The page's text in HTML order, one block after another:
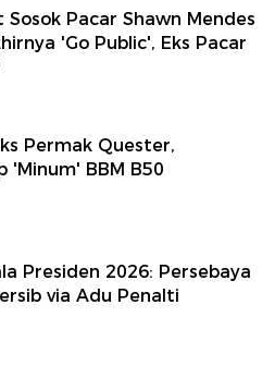
Pacar Shawn Mendes
'Go Public', Eks Pacar
Permak Quester,
'Minum' BBM B50
Presiden 2026: Persebaya
via Adu Penalti